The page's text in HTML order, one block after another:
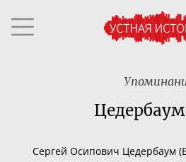
Сергей Осипович Цедербаум